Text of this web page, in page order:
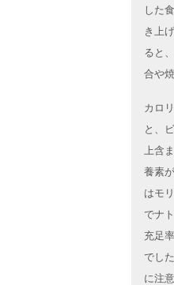
した
き上
ると
合や
カロ
と、
上含
養素
はモ
でナ
充足
でし
に注